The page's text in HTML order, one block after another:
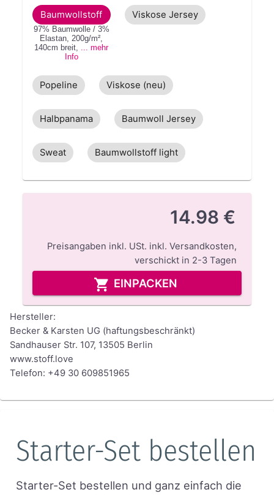
Baumwollstoff
97% Baumwolle / 3%
Elastan,200g/m²,
140cm breit, ... mehr
Info
Viskose Jersey
Popeline Viskose (neu)
Halbpanama Baumwoll Jersey
Sweat Baumwollstoff light
14.98 €
Preisangaben inkl. USt. inkl. Versandkosten,
verschickt in 2-3 Tagen
EINPACKEN
Hersteller:
Becker & Karsten UG (haftungsbeschränkt)
Sandhauser Str. 107, 13505 Berlin
www.stoff.love
Telefon: +49 30 609851965
Starter-Set bestellen
Starter-Set bestellen und ganz einfach die